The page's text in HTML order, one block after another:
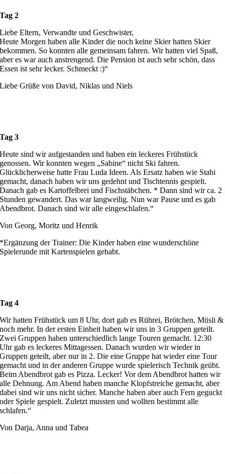
Tag 2
Liebe Eltern, Verwandte und Geschwister,
Heute Morgen haben alle Kinder die noch keine Skier hatten Skier
bekommen. So konnten alle gemeinsam fahren. Wir hatten viel Spaß,
aber es war auch anstrengend. Die Pension ist auch sehr schön, dass
Essen ist sehr lecker. Schmeckt :)“
Liebe Grüße von David, Niklas und Niels
Tag 3
Heute sind wir aufgestanden und haben ein leckeres Frühstück
genossen. Wir konnten wegen „Sabine“ nicht Ski fahren.
Glücklicherweise hatte Frau Luda Ideen. Als Ersatz haben wie Stabi
gemacht, danach haben wir uns gedehnt und Tischtennis gespielt.
Danach gab es Kartoffelbrei und Fischstäbchen. * Dann sind wir ca. 2
Stunden gewandert. Das war langweilig. Nun war Pause und es gab
Abendbrot. Danach sind wir alle eingeschlafen.“
Von Georg, Moritz und Henrik
*Ergänzung der Trainer: Die Kinder haben eine wunderschöne
Spielerunde mit Kartenspielen gehabt.
Tag 4
Wir hatten Frühstück um 8 Uhr, dort gab es Rührei, Brötchen, Müsli &
noch mehr. In der ersten Einheit haben wir uns in 3 Gruppen geteilt.
Zwei Gruppen haben unterschiedlich lange Touren gemacht. 12:30
Uhr gab es leckeres Mittagessen. Danach wurden wir wieder in
Gruppen geteilt, aber nur in 2. Die eine Gruppe hat wieder eine Tour
gemacht und in der anderen Gruppe wurde spielerisch Technik geübt.
Beim Abendbrot gab es Pizza. Lecker! Vor dem Abendbrot hatten wir
alle Dehnung. Am Abend haben manche Klopfstreiche gemacht, aber
dabei sind wir uns nicht sicher. Manche haben aber auch Fern geguckt
oder Spiele gespielt. Zuletzt mussten und wollten bestimmt alle
schlafen.“
Von Darja, Anna und Tabea